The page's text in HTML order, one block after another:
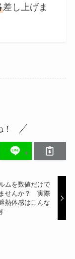
差し上げま
ムを数値だけで
せんか？ 実際
熱体感はこんな